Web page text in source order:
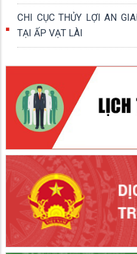
CHI CỤC THỦY LỢI AN
TẠI ẤP VẠT LÀI